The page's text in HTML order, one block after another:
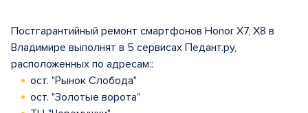
Постгарантийный ремонт смартфонов Honor X7, X8 в
Владимире выполнят в 5 сервисах Педант.ру,
расположенных по адресам::
ост. "Рынок Слобода"
ост. "Золотые ворота"